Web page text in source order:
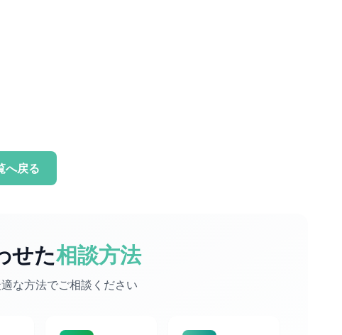
へ戻る
せた相談方法
な方法でご相談ください